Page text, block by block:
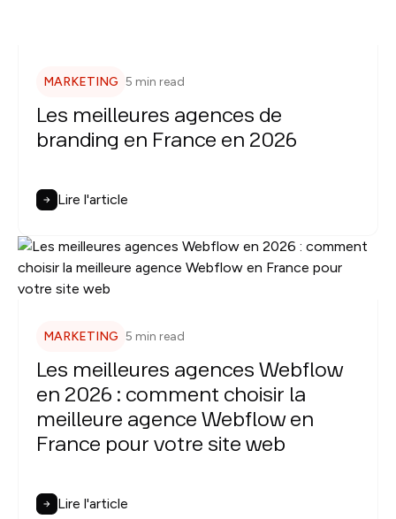
MARKETING 5 min read
Les meilleures agences de
branding en France en 2026
Lire l'article
MARKETING 5 min read
Les meilleures agences Webflow
en 2026 : comment choisir la
meilleure agence Webflow en
France pour votre site web
Lire l'article